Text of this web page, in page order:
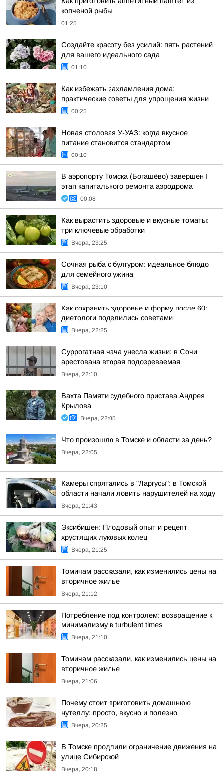
копченой рыбы
01:25
Создайте красоту без усилий: пять растений
для вашего идеального сада
01:10
Как избежать захламления дома:
практические советы для упрощения жизни
00:25
Новая столовая У-УАЗ: когда вкусное
питание становится стандартом
00:10
В аэропорту Томска (Богашёво) завершен I
этап капитального ремонта аэродрома
00:08
Как вырастить здоровые и вкусные томаты:
три ключевые обработки
Вчера, 23:25
Сочная рыба с булгуром: идеальное блюдо
для семейного ужина
Вчера, 23:10
Как сохранить здоровье и форму после 60:
диетологи поделились советами
Вчера, 22:25
Суррогатная чача унесла жизни: в Сочи
арестована вторая подозреваемая
Вчера, 22:10
Вахта Памяти судебного пристава Андрея
Крылова
Вчера, 22:05
Что произошло в Томске и области за день?
Вчера, 22:05
Камеры спрятались в "Ларгусы": в Томской
области начали ловить нарушителей на ходу
Вчера, 21:43
Эксибишен: Плодовый опыт и рецепт
хрустящих луковых колец
Вчера, 21:25
Томичам рассказали, как изменились цены на
вторичное жилье
Вчера, 21:12
Потребление под контролем: возвращение к
минимализму в turbulent times
Вчера, 21:10
Томичам рассказали, как изменились цены на
вторичное жилье
Вчера, 21:06
Почему стоит приготовить домашнюю
нутеллу: просто, вкусно и полезно
Вчера, 20:25
В Томске продлили ограничение движения на
улице Сибирской
Вчера, 20:18